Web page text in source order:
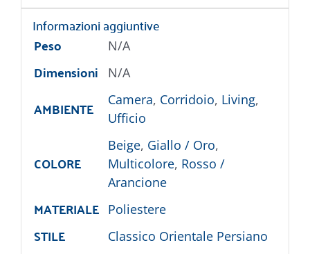
Informazioni aggiuntive
Peso
N/A
Dimensioni N/A
AMBIENTE Camera, Corridoio, Living,
Ufficio
COLORE
Beige, Giallo / Oro,
Multicolore, Rosso /
Arancione
MATERIALE Poliestere
STILE Classico Orientale Persiano